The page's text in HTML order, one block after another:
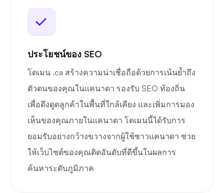
ประโยชน์ของ SEO
โดเมน .ca สร้างความน่าเชื่อถือด้วยการเน้นย้ำถึง
ตัวตนของคุณในแคนาดา รองรับ SEO ท้องถิ่น
เพื่อดึงดูดลูกค้าในพื้นที่ใกล้เคียง และเพิ่มการมอง
เห็นของคุณภายในแคนาดา โดเมนนี้ได้รับการ
ยอมรับอย่างกว้างขวางจากผู้ใช้ชาวแคนาดา ช่วย
ให้เว็บไซต์ของคุณติดอันดับที่ดีขึ้นในผลการ
ค้นหาระดับภูมิภาค